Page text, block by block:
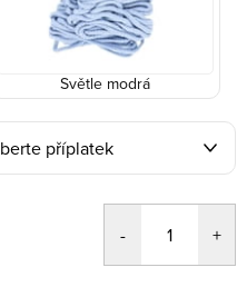
Světle modrá